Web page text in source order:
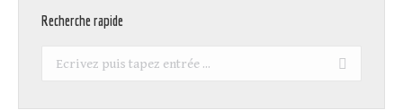
Recherche rapide
Recherche